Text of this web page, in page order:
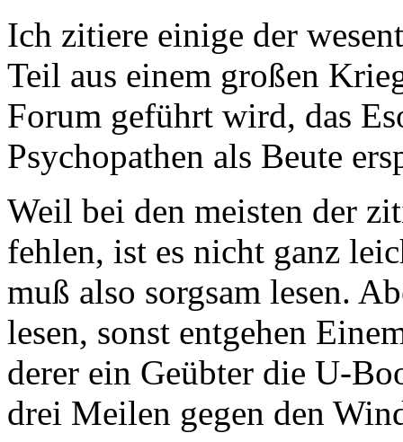
Ich zitiere einige der
Teil aus einem großen
Forum geführt wird, das
Psychopathen als Beute
Weil bei den meisten der
fehlen, ist es nicht ganz
muß also sorgsam lesen.
lesen, sonst entgehen
derer ein Geübter die U-
drei Meilen gegen den